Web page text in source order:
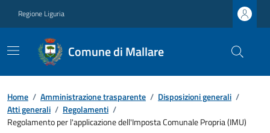
Regione Liguria
Comune di Mallare
Home / Amministrazione trasparente / Disposizioni generali /
Atti generali / Regolamenti /
Regolamento per l'applicazione dell'Imposta Comunale Propria (IMU)